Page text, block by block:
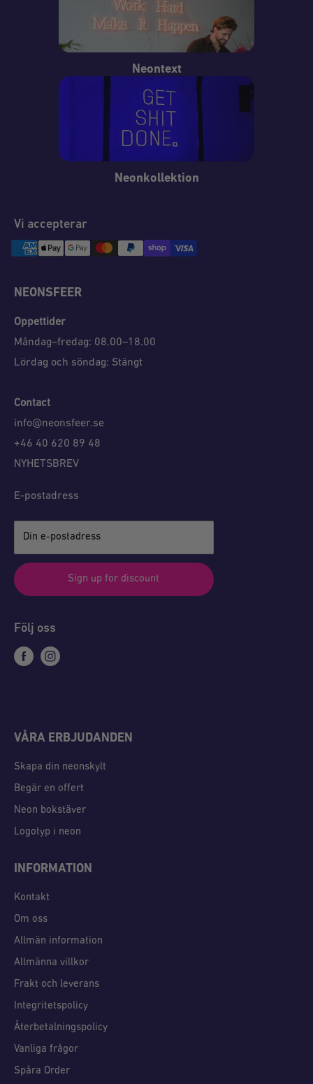
Neontext
Neonkollektion
NEONSFEER
Öppettider
Måndag–fredag: 08.00–18.00
Lördag och söndag: Stängt
Contact
info@neonsfeer.se
+46 40 620 89 48
NYHETSBREV
E-postadress
Din e-postadress
Sign up for discount
Följ oss
Vi accepterar
VÅRA ERBJUDANDEN
Skapa din neonskylt
Begär en offert
Neon bokstäver
Logotyp i neon
INFORMATION
Kontakt
Om oss
Allmän information
Allmänna villkor
Frakt och leverans
Integritetspolicy
Återbetalningspolicy
Vanliga frågor
Spåra Order